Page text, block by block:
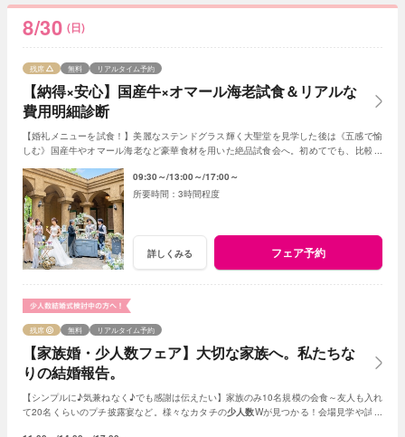
8/30 (日)
【納得×安心】国産牛×オマール海老試食＆リアルな
費用明細診断
残席 無料 リアルタイム予約
【婚礼メニューを試食！】美麗なステンドグラス輝く大聖堂を見学した後は《五感で愉
しむ》国産牛やオマール海老など豪華食材を用いた絶品試食会へ。初めてでも、比較検
09:30～ 13:00～ 17:00～
3時間程度
詳しくみる フェア予約
【家族婚・少人数フェア】大切な家族へ。私たちな
りの結婚報告。
残席 無料 リアルタイム予約
【シンプルに♪気兼ねなく♪でも感謝は伝えたい】家族のみ10名規模の会食～友人も入れ
て20名くらいのプチ披露宴など。様々なカタチの少人数Wが見つかる！会場見学や試食